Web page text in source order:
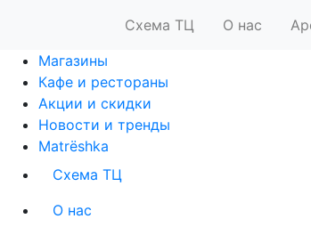
Схема ТЦ О нас
Магазины
Кафе и рестораны
Акции и скидки
Новости и тренды
Matrёshka
Схема ТЦ
О нас